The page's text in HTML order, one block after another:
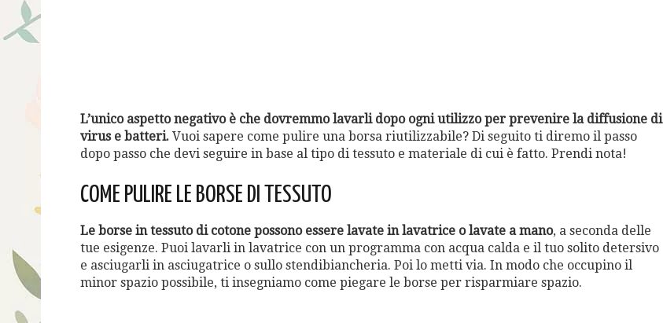
L’unico aspetto negativo è che dovremmo lavarli dopo ogni utilizzo per prevenire la diffusione di
virus e batteri. Vuoi sapere come pulire una borsa riutilizzabile? Di seguito ti diremo il passo
dopo passo che devi seguire in base al tipo di tessuto e materiale di cui è fatto. Prendi nota!
COME PULIRE LE BORSE DI TESSUTO
Le borse in tessuto di cotone possono essere lavate in lavatrice o lavate a mano, a seconda delle
tue esigenze. Puoi lavarli in lavatrice con un programma con acqua calda e il tuo solito detersivo
e asciugarli in asciugatrice o sullo stendibiancheria. Poi lo metti via. In modo che occupino il
minor spazio possibile, ti insegniamo come piegare le borse per risparmiare spazio.